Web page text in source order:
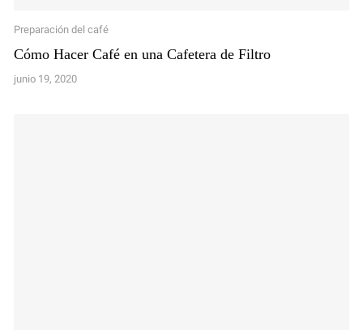
Preparación del café
Cómo Hacer Café en una Cafetera de Filtro
junio 19, 2020